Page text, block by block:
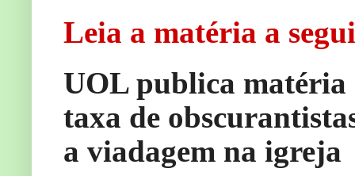
Leia a matéria a
UOL publica
taxa de
a viadagem na igreja